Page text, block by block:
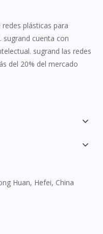
plásticas para
sugrand cuenta con
sugrand las redes
del 20% del mercado
Huan, Hefei, China